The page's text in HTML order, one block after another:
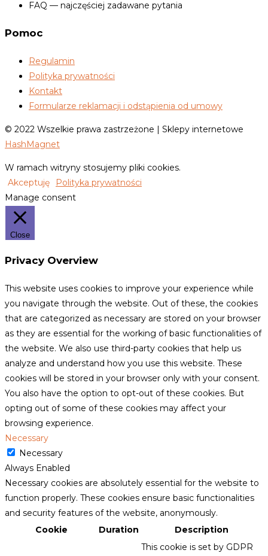
FAQ — najczęściej zadawane pytania
Pomoc
Regulamin
Polityka prywatności
Kontakt
Formularze reklamacji i odstąpienia od umowy
© 2022 Wszelkie prawa zastrzeżone | Sklepy internetowe
HashMagnet
W ramach witryny stosujemy pliki cookies.
Akceptuję
Polityka prywatności
Manage consent
Close
Privacy Overview
This website uses cookies to improve your experience while
you navigate through the website. Out of these, the cookies
that are categorized as necessary are stored on your browser
as they are essential for the working of basic functionalities of
the website. We also use third-party cookies that help us
analyze and understand how you use this website. These
cookies will be stored in your browser only with your consent.
You also have the option to opt-out of these cookies. But
opting out of some of these cookies may affect your
browsing experience.
Necessary
Necessary
Always Enabled
Necessary cookies are absolutely essential for the website to
function properly. These cookies ensure basic functionalities
and security features of the website, anonymously.
Cookie
Duration Description
This cookie is set by GDPR